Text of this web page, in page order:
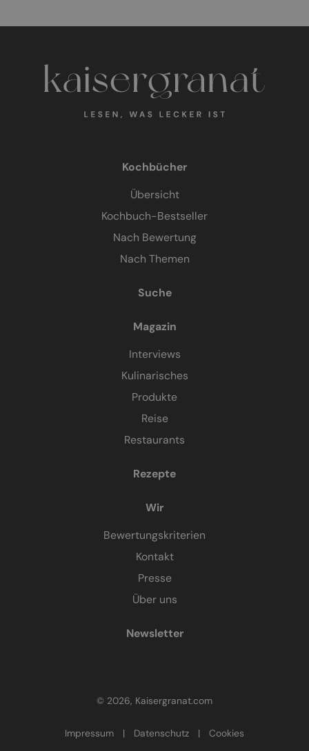
Kochbücher
Übersicht
Kochbuch-Bestseller
Nach Bewertung
Nach Themen
Suche
Magazin
Interviews
Kulinarisches
Produkte
Reise
Restaurants
Rezepte
Wir
Bewertungskriterien
Kontakt
Presse
Über uns
Newsletter
© 2026, Kaisergranat.com
Impressum | Datenschutz | Cookies